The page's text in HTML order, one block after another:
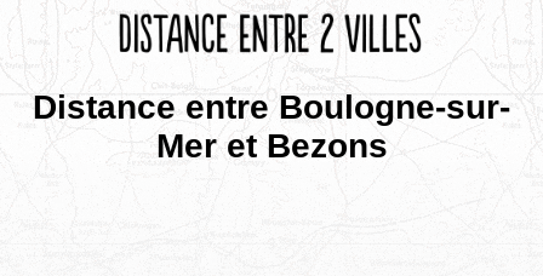
Distance entre Boulogne-sur-
Mer et Bezons